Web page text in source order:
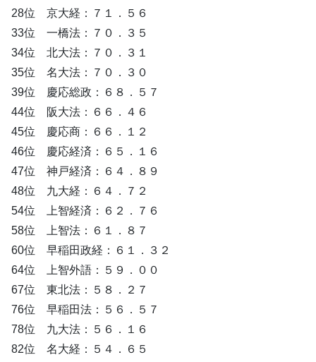
28位 京大経：７１．５６
33位 一橋法：７０．３５
34位 北大法：７０．３１
35位 名大法：７０．３０
39位 慶応総政：６８．５７
44位 阪大法：６６．４６
45位 慶応商：６６．１２
46位 慶応経済：６５．１６
47位 神戸経済：６４．８９
48位 九大経：６４．７２
54位 上智経済：６２．７６
58位 上智法：６１．８７
60位 早稲田政経：６１．３２
64位 上智外語：５９．００
67位 東北法：５８．２７
76位 早稲田法：５６．５７
78位 九大法：５６．１６
82位 名大経：５４．６５